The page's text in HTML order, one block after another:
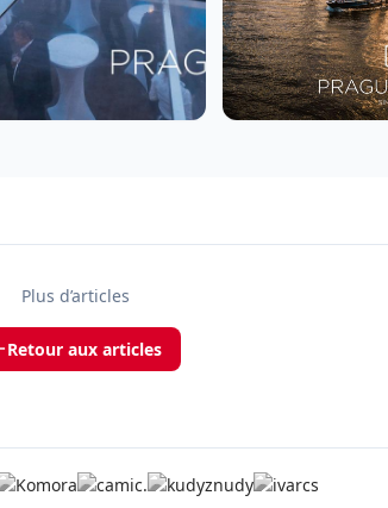
Plus d’articles
Retour aux articles